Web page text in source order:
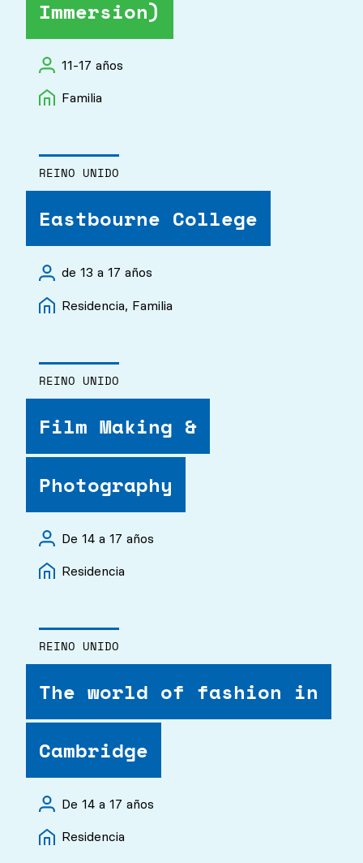
Familia, Residencia
Cabañas
Académico
Deportes
Young Adults
Música
Zoología
Ocio
Immersion)
11-17 años
Familia
REINO UNIDO
Eastbourne College
de 13 a 17 años
Residencia, Familia
REINO UNIDO
Film Making &
Photography
De 14 a 17 años
Residencia
REINO UNIDO
The world of fashion in
Cambridge
De 14 a 17 años
Residencia